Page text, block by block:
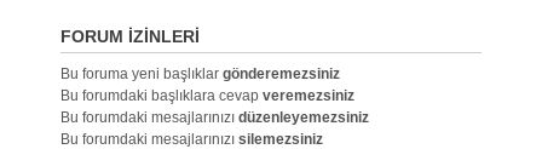
FORUM IZINLERI
Bu foruma yeni başlıklar gönderemezsiniz
Bu forumdaki başlıklara cevap veremezsiniz
Bu forumdaki mesajlarınızı düzenleyemezsiniz
Bu forumdaki mesajlarınızı silemezsiniz